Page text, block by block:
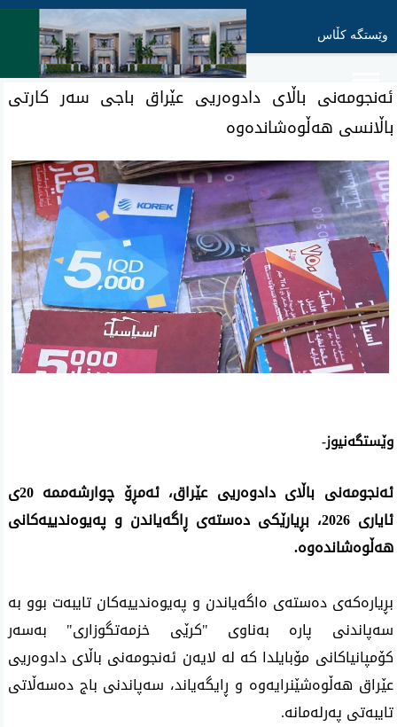
وێستگە کڵاس
ئەنجومەنی باڵای دادوەریی عێراق باجی سەر کارتی
باڵانسی هەڵوەشاندەوە
وێستگەنیوز-
ئەنجومەنی باڵای دادوەریی عێراق، ئەمڕۆ چوارشەممە 20ی
ئایاری 2026، بڕیارێکی دەستەی ڕاگەیاندن و پەیوەندییەکانی
هەڵوەشاندەوە.
بڕیارەکەی دەستەی ەاگەیاندن و پەیوەندییەکان تایبەت بوو بە
سەپاندنی پارە بەناوی "کرێی خزمەتگوزاری" بەسەر
کۆمپانیاکانی مۆبایلدا کە لە لایەن ئەنجومەنی باڵای دادوەریی
عێراق هەڵوەشێنرایەوە و ڕایگەیاند، سەپاندنی باج دەسەڵاتی
تایبەتی پەرلەمانە.